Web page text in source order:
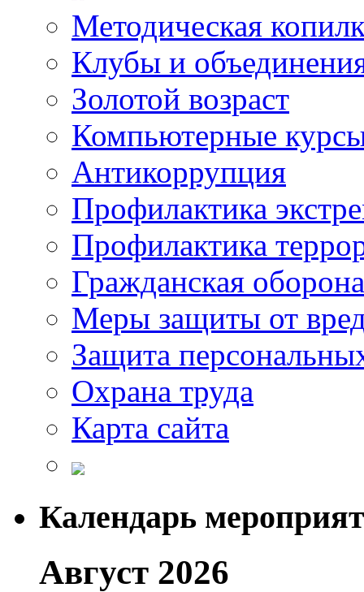
Методическая
Клубы и
Золотой возраст
Компьютерные
Антикоррупция
Профилактика
Профилактика
Гражданская оборона
Меры защиты от
Защита
Охрана труда
Карта сайта
Календарь
Август 2026